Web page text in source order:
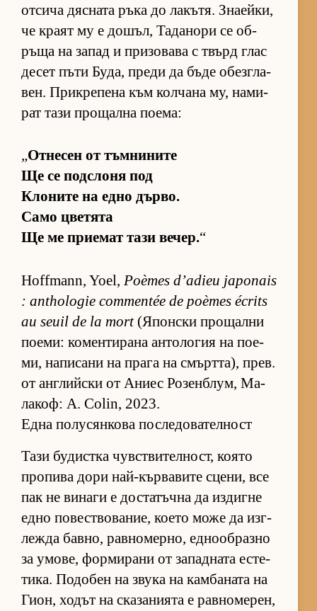
от­сича дяс­ната ръка до ла­къ­тя. Зна­ей­ки,
че краят му е до­шъл, Та­да­нори се об­
ръща на за­пад и при­зо­вава с твърд глас
де­сет пъти Бу­да, преди да бъде обез­г­ла­
вен. Прик­ре­пена към кол­чана му, на­ми­
рат тази про­щална по­е­ма:
„От­не­сен от тъм­ни­ните
Ще се под­с­лоня под
Кло­ните на едно дър­во.
Само цве­тята
Ще ме при­е­мат тази ве­чер.“
Hoffmann, Yoel, Poèmes d’adieu japonais
: anthologie commentée de poèmes écrits
au seuil de la mort(Я­пон­ски про­щални
по­е­ми: ко­мен­ти­рана ан­то­ло­гия на по­е­
ми, на­пи­сани на прага на смърт­та), прев.
от ан­г­лийски от Аниес Ро­зен­б­лум, Ма­
ла­коф: A. Colin, 2023.
Една полусянкова последователност
Тази бу­дис­тка чув­с­т­ви­тел­ност, ко­ято
про­пива дори най-кър­ва­вите сце­ни, все
пак не ви­наги е дос­та­тъчна да из­дигне
едно по­вес­т­во­ва­ние, ко­ето може да из­г­
лежда бав­но, рав­но­мер­но, ед­но­об­разно
за умо­ве, фор­ми­рани от за­пад­ната ес­те­
ти­ка. По­до­бен на звука на кам­ба­ната на
Ги­он, хо­дът на ска­за­ни­ята е рав­но­ме­рен,